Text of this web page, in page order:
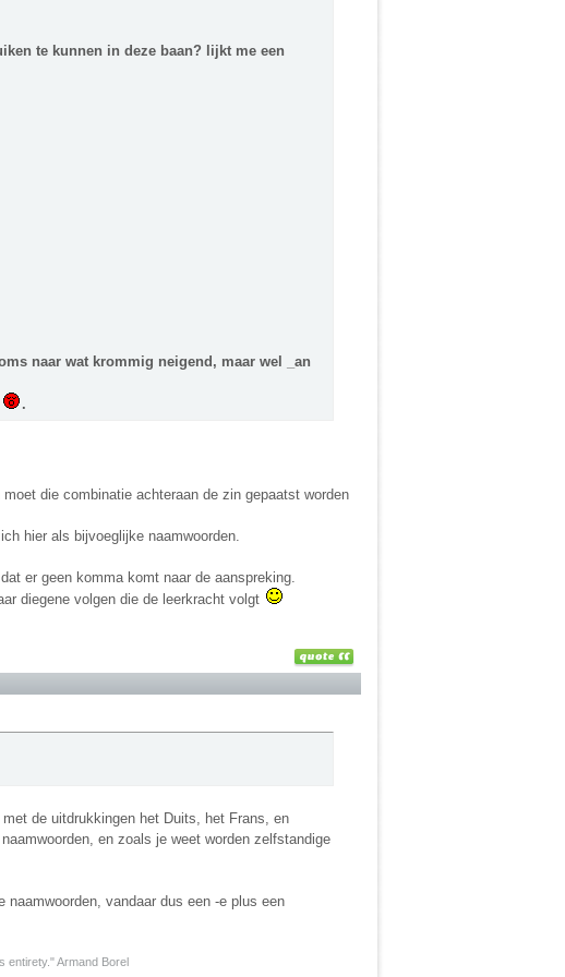
te kunnen in deze baan? lijkt me een
naar wat krommig neigend, maar wel _an
.
die combinatie achteraan de zin gepaatst worden
hier als bijvoeglijke naamwoorden.
er geen komma komt naar de aanspreking.
diegene volgen die de leerkracht volgt
de uitdrukkingen het Duits, het Frans, en
en zoals je weet worden zelfstandige
vandaar dus een -e plus een
entirety." Armand Borel